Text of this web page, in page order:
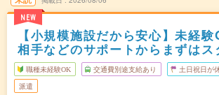
NEW
【小規模施設だから安心】未経
相手などのサポートからまずはス
職種未経験OK 交通費別途支給あり 土日祝日が
派遣